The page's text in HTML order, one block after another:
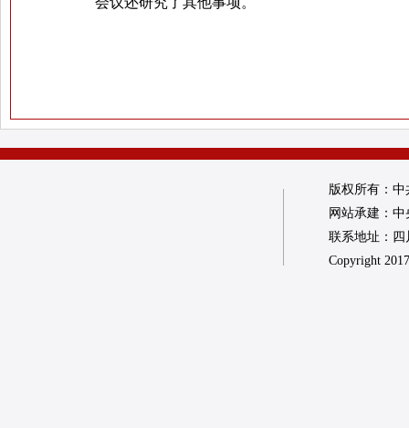
版权所有：
网站承建：
联系地址：四
Copyright